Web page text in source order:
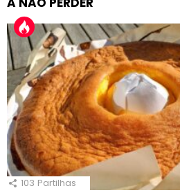
103 Partilhas